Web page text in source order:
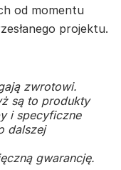
od momentu
projektu.
zwrotowi.
są to produkty
i specyficzne
dalszej
gwarancję.